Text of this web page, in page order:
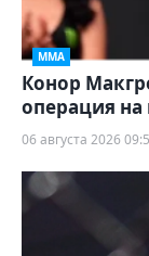
ММА
Конор
операция на
06 августа 2026